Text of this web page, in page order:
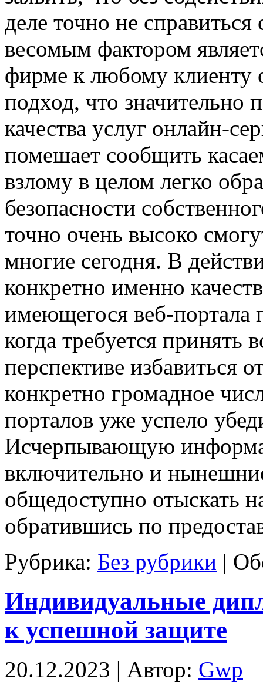
деле точно не
весомым фактором
фирме к любому клиенту
подход, что значительно
качества услуг онлайн-
помешает сообщить
взлому в целом легко
безопасности
точно очень высоко
многие сегодня. В
конкретно именно
имеющегося веб-портала
когда требуется принять
перспективе избавиться
конкретно громадное
порталов уже успело
Исчерпывающую
включительно и
общедоступно отыскать
обратившись по
Рубрика: Без рубрики |
Индивидуальные
к успешной защите
20.12.2023 | Автор: Gwp